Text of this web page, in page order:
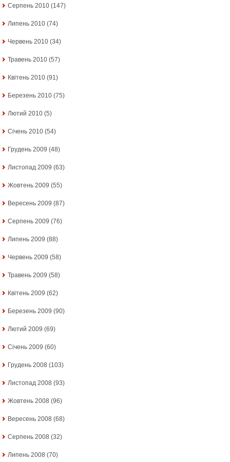
Серпень 2010 (147)
Липень 2010 (74)
Червень 2010 (34)
Травень 2010 (57)
Квітень 2010 (91)
Березень 2010 (75)
Лютий 2010 (5)
Січень 2010 (54)
Грудень 2009 (48)
Листопад 2009 (63)
Жовтень 2009 (55)
Вересень 2009 (87)
Серпень 2009 (76)
Липень 2009 (88)
Червень 2009 (58)
Травень 2009 (58)
Квітень 2009 (62)
Березень 2009 (90)
Лютий 2009 (69)
Січень 2009 (60)
Грудень 2008 (103)
Листопад 2008 (93)
Жовтень 2008 (96)
Вересень 2008 (68)
Серпень 2008 (32)
Липень 2008 (70)